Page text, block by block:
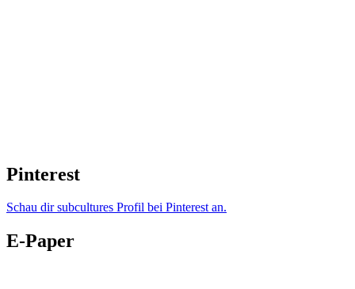
Pinterest
Schau dir subcultures Profil bei Pinterest an.
E-Paper